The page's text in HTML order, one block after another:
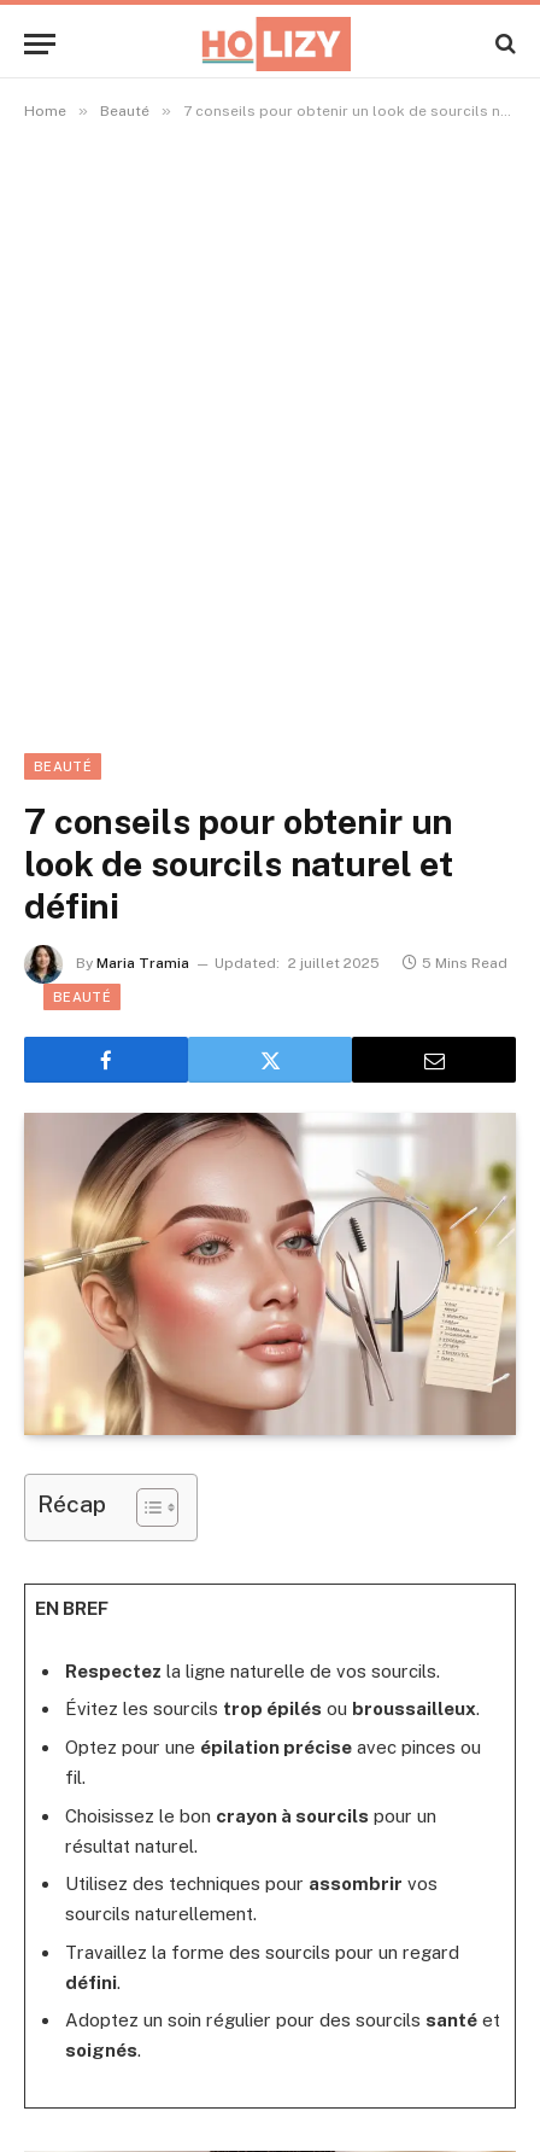
Home » Beauté » 7 conseils pour obtenir un look de sourcils naturel et défini
BEAUTÉ
7 conseils pour obtenir un
look de sourcils naturel et
défini
By Maria Tramia Updated: 2 juillet 2025 5 Mins Read
BEAUTÉ
Récap
EN BREF
Respectez la ligne naturelle de vos sourcils.
Évitez les sourcils trop épilés ou broussailleux.
Optez pour une épilation préciseavec pinces ou
fil.
Choisissez le bon crayon à sourcils pour un
résultat naturel.
Utilisez des techniques pour assombrir vos
sourcils naturellement.
Travaillez la forme des sourcils pour un regard
défini.
Adoptez un soin régulier pour des sourcils santéet
soignés.